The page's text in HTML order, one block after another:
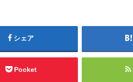
シェア
Pocket